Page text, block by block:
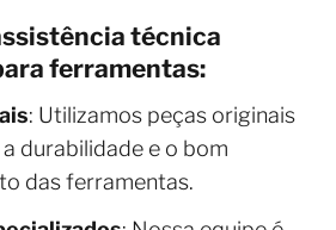
técnica
ferramentas:
: Utilizamos peças originais
durabilidade e o bom
das ferramentas.